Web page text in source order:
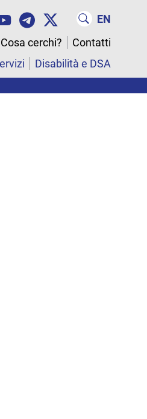
EN
Cosa cerchi?
Contatti
Disabilità e DSA